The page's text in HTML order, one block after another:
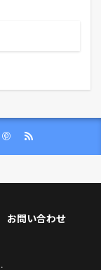
お問い合わせ
.